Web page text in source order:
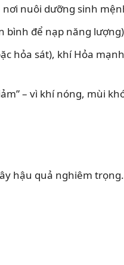
nuôi dưỡng sinh
bình để nạp năng
hỏa sát), khí Hỏa
– vì khí nóng, mùi
hậu quả nghiêm trọng.